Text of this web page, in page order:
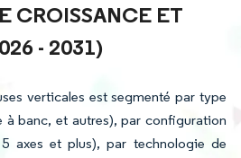
CROISSANCE ET
- 2031)
verticales est segmenté par type
banc, et autres), par configuration
axes et plus), par technologie de